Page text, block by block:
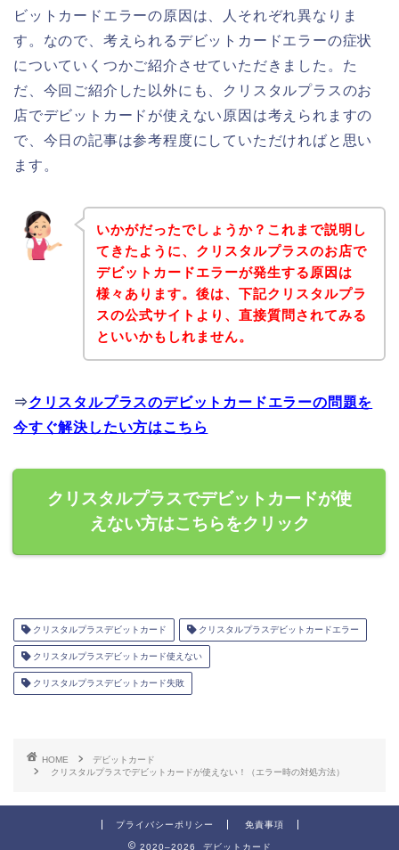
ビットカードエラーの原因は、人それぞれ異なりま
す。なので、考えられるデビットカードエラーの症状
についていくつかご紹介させていただきました。た
だ、今回ご紹介した以外にも、クリスタルプラスのお
店でデビットカードが使えない原因は考えられますの
で、今日の記事は参考程度にしていただければと思い
ます。
いかがだったでしょうか？これまで説明し
てきたように、クリスタルプラスのお店で
デビットカードエラーが発生する原因は
様々あります。後は、下記クリスタルプラ
スの公式サイトより、直接質問されてみる
といいかもしれません。
⇒クリスタルプラスのデビットカードエラーの問題を
今すぐ解決したい方はこちら
クリスタルプラスでデビットカードが使
えない方はこちらをクリック
クリスタルプラスデビットカード クリスタルプラスデビットカードエラー
クリスタルプラスデビットカード使えない
クリスタルプラスデビットカード失敗
HOME
デビットカード
クリスタルプラスでデビットカードが使えない！（エラー時の対処方法）
プライバシーポリシー 免責事項
2020–2026 デビットカード